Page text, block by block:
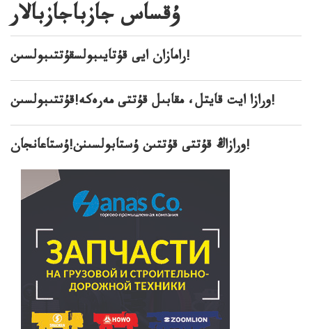
ۇقساس جازباجازبالار
رامازان ايى قۇتايىبولسقۇتتىبولسىن!
ورازا ايت قايتل، مقابىل قۇتتى مەرەكە!قۇتتىبولسىن!
ورازاڭ قۇتتى قۇتتىن ۇستابولسىنن!ۇستاعانجان!